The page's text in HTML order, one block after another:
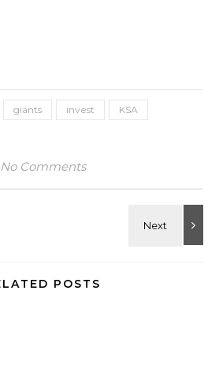
giants invest
KSA
No Comments
POSTS